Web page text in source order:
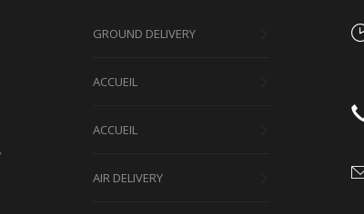
GROUND DELIVERY
ACCUEIL
ACCUEIL
AIR DELIVERY